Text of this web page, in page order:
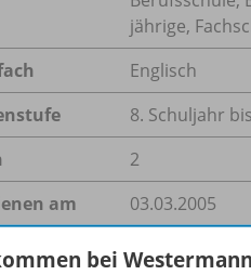
jährige,
Englisch
8. Schuljahr
2
am
03.03.2005
112,3 kB
bei Westermann